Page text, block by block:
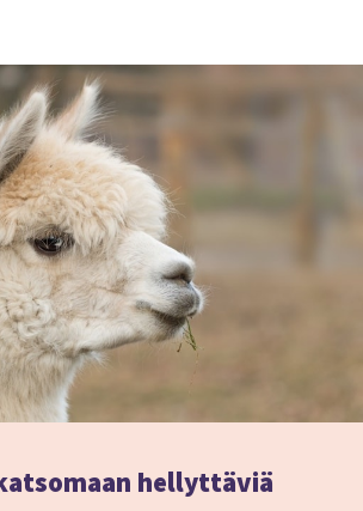
hellyttäviä